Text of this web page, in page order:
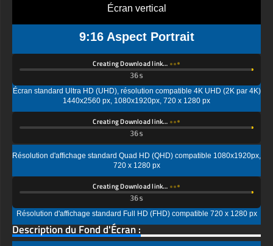
9:16 Aspect Portrait
Creating Download link…
Écran standard Ultra HD (UHD), résolution compatible 4K UHD (2K par 4K)
1440x2560 px, 1080x1920px, 720 x 1280 px
Résolution d'affichage standard Quad HD (QHD) compatible 1080x1920px,
Creating Download link…
Résolution d'affichage standard Full HD (FHD) compatible 720 x 1280 px
Description du Fond d'Écran :
Plongez dans le monde de l'anti-héros préféré de Marvel avec
ce superbe fond d'écran Deadpool qui donne vie à votre écran !
Ce fond d'écran artistique capture Deadpool dans une pose
dramatique sur un fond fascinant de neige et de particules de
braise, créant un équilibre parfait entre action et atmosphère.